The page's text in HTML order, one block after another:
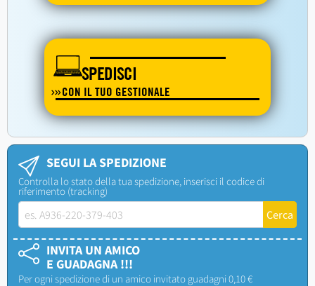
SPEDISCI
CON IL TUO GESTIONALE
SEGUI LA SPEDIZIONE
Controlla lo stato della tua spedizione, inserisci il codice di
riferimento (tracking)
INVITA UN AMICO
E GUADAGNA !!!
Per ogni spedizione di un amico invitato guadagni 0,10 €